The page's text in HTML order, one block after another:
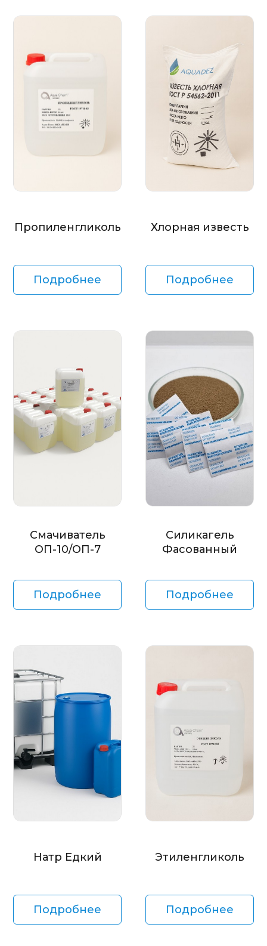
Пропиленгликоль
Подробнее
Хлорная известь
Подробнее
Смачиватель
ОП-10/ОП-7
Подробнее
Силикагель
Фасованный
Подробнее
Натр Едкий
Подробнее
Этиленгликоль
Подробнее